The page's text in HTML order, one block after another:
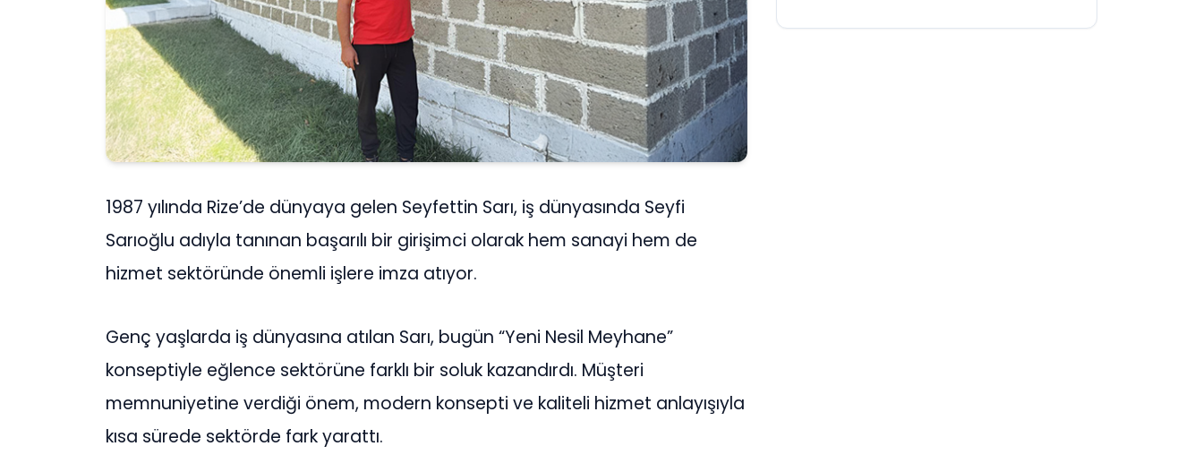
1987 yılında Rize’de dünyaya gelen Seyfettin Sarı, iş dünyasında Seyfi
Sarıoğlu adıyla tanınan başarılı bir girişimci olarak hem sanayi hem de
hizmet sektöründe önemli işlere imza atıyor.
Genç yaşlarda iş dünyasına atılan Sarı, bugün “Yeni Nesil Meyhane”
konseptiyle eğlence sektörüne farklı bir soluk kazandırdı. Müşteri
memnuniyetine verdiği önem, modern konsepti ve kaliteli hizmet anlayışıyla
kısa sürede sektörde fark yarattı.